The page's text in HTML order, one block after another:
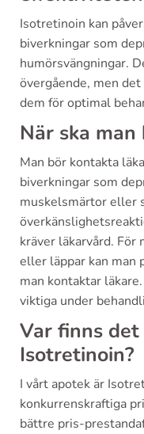
Isotretinoin kan
biverkningar som
humörsvängningar.
övergående, men
dem för optimal
När ska
Man bör kontakta
biverkningar som
muskelsmärtor eller
kräver läkarvård.
eller läppar kan man
man kontaktar
viktiga under
Var finns
Isotretinoin?
I vårt apotek är
konkurrenskraftiga
bättre pris-